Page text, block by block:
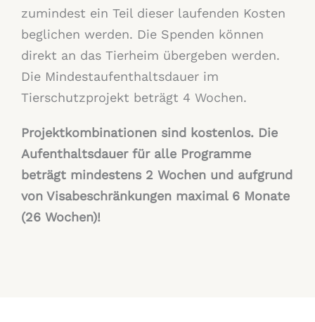
zumindest ein Teil dieser laufenden Kosten
beglichen werden. Die Spenden können
direkt an das Tierheim übergeben werden.
Die Mindestaufenthaltsdauer im
Tierschutzprojekt beträgt 4 Wochen.
Projektkombinationen sind kostenlos. Die
Aufenthaltsdauer für alle Programme
beträgt mindestens 2 Wochen und aufgrund
von Visabeschränkungen maximal 6 Monate
(26 Wochen)!